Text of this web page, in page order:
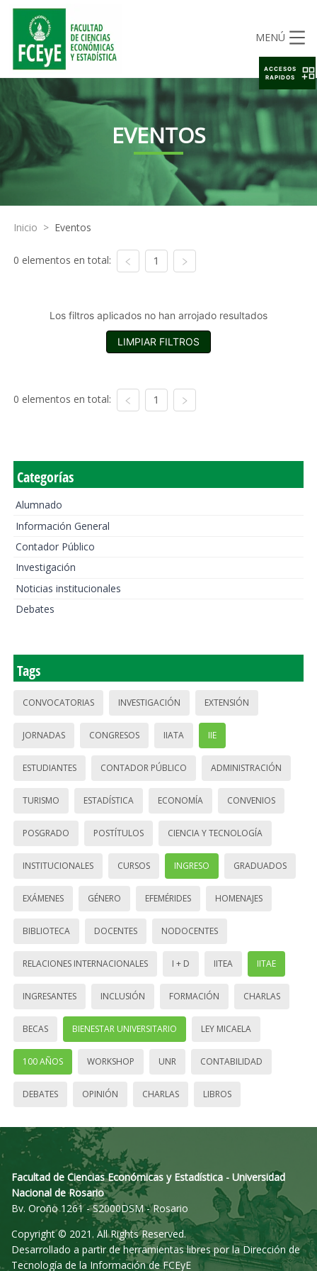
MENÚ
EVENTOS
Inicio > Eventos
0 elementos en total: 1
Los filtros aplicados no han arrojado resultados
LIMPIAR FILTROS
0 elementos en total: 1
Categorías
Alumnado
Información General
Contador Público
Investigación
Noticias institucionales
Debates
Tags
CONVOCATORIAS INVESTIGACIÓN EXTENSIÓN
JORNADAS CONGRESOS IIATA IIE
ESTUDIANTES CONTADOR PÚBLICO ADMINISTRACIÓN
TURISMO ESTADÍSTICA ECONOMÍA CONVENIOS
POSGRADO POSTÍTULOS CIENCIA Y TECNOLOGÍA
INSTITUCIONALES CURSOS INGRESO GRADUADOS
EXÁMENES GÉNERO EFEMÉRIDES HOMENAJES
BIBLIOTECA DOCENTES NODOCENTES
RELACIONES INTERNACIONALES I + D IITEA IITAE
INGRESANTES INCLUSIÓN FORMACIÓN CHARLAS
BECAS BIENESTAR UNIVERSITARIO LEY MICAELA
100 AÑOS WORKSHOP UNR CONTABILIDAD
DEBATES OPINIÓN CHARLAS LIBROS
Facultad de Ciencias Económicas y Estadística - Universidad
Nacional de Rosario
Bv. Oroño 1261 - S2000DSM - Rosario
Copyright © 2021. All Rights Reserved.
Desarrollado a partir de herramientas libres por la Dirección de
Tecnología de la Información de FCEyE
ACCESOS
RAPIDOS